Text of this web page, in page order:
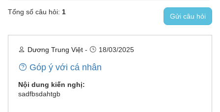
Tổng số câu hỏi: 1
Gửi câu hỏi
Dương Trung Việt - 18/03/2025
Góp ý với cá nhân
Nội dung kiến nghị:
sadfbsdahtgb